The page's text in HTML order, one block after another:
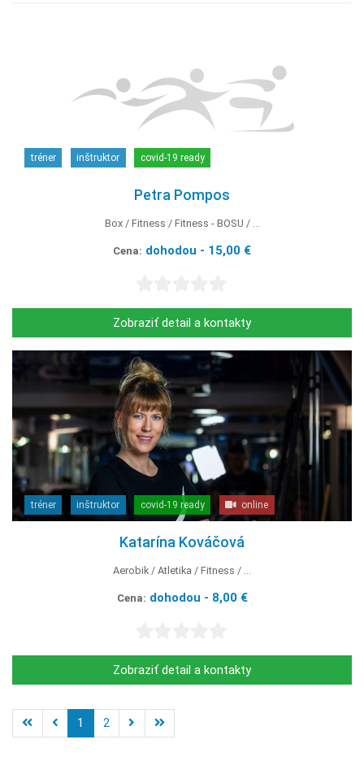
tréner inštruktor covid-19 ready
Petra Pompos
Box Fitness Fitness - BOSU ...
Cena: dohodou - 15,00 €
Zobraziť detail a kontakty
tréner inštruktor covid-19 ready online
Katarína Kováčová
Aerobik Atletika Fitness ...
Cena: dohodou - 8,00 €
Zobraziť detail a kontakty
1 2